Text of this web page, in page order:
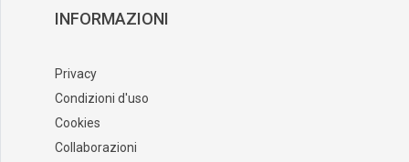
INFORMAZIONI
Privacy
Condizioni d'uso
Cookies
Collaborazioni